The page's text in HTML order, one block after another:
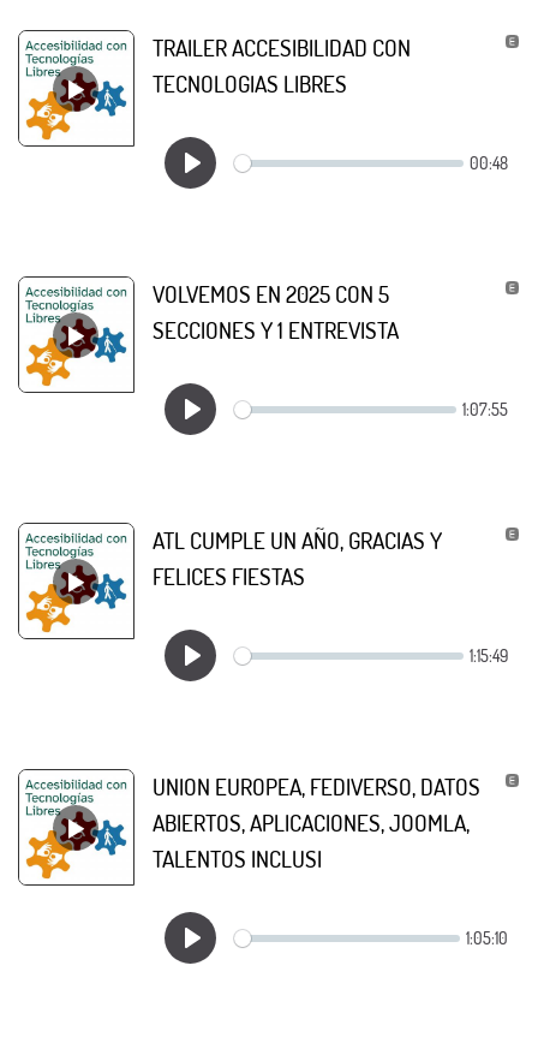
TRAILER ACCESIBILIDAD CON
TECNOLOGIAS LIBRES
VOLVEMOS EN 2025 CON 5
SECCIONES Y 1 ENTREVISTA
ATL CUMPLE UN AÑO, GRACIAS Y
FELICES FIESTAS
UNION EUROPEA, FEDIVERSO, DATOS
ABIERTOS, APLICACIONES, JOOMLA,
TALENTOS INCLUSI